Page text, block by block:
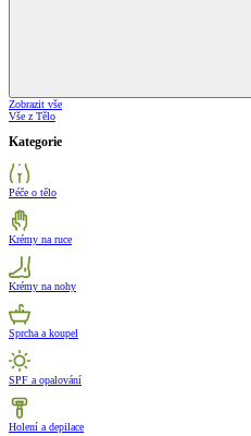
Zobrazit vše
Vše z Tělo
Kategorie
Péče o tělo
Krémy na ruce
Krémy na nohy
Sprcha a koupel
SPF a opalování
Holení a depilace